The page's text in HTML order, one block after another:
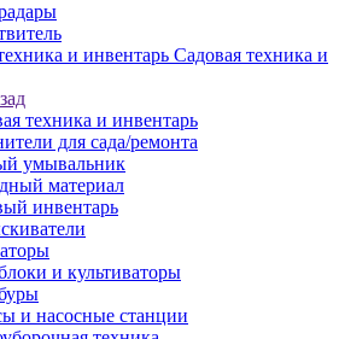
Садовая техника и
техника и инвентарь
для сада/ремонта
умывальник
материал
инвентарь
и культиваторы
и насосные станции